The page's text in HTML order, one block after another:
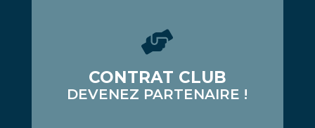
CONTRAT CLUB
DEVENEZ PARTENAIRE !